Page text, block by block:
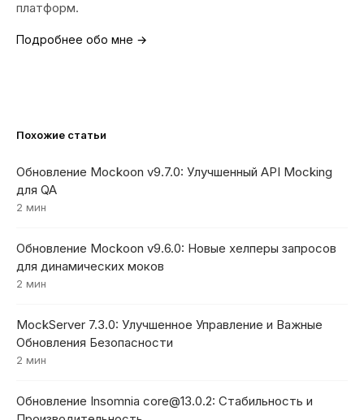
платформ.
Подробнее обо мне →
Похожие статьи
Обновление Mockoon v9.7.0: Улучшенный API Mocking
для QA
2 мин
Обновление Mockoon v9.6.0: Новые хелперы запросов
для динамических моков
2 мин
MockServer 7.3.0: Улучшенное Управление и Важные
Обновления Безопасности
2 мин
Обновление Insomnia core@13.0.2: Стабильность и